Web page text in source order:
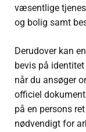
væsentlige
og bolig samt
Derudover kan
bevis på
når du ansøger
officiel
på en persons
nødvendigt for